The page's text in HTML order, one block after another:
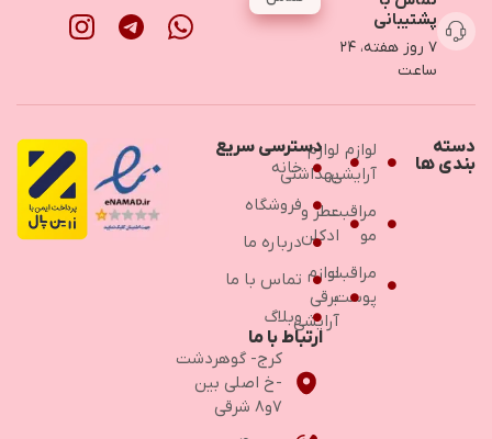
پشتیبانی
۷ روز هفته، ۲۴
ساعت
دسته
بندی ها
لوازم
آرایشی
مراقبت
مو
مراقبت
پوست
لوازم
بهداشتی
عطر و
ادکلن
لوازم
برقی
آرایشی
دسترسی سریع
خانه
فروشگاه
درباره ما
تماس با ما
وبلاگ
ارتباط با ما
کرج- گوهردشت
-خ اصلی بین
۷و۸ شرقی